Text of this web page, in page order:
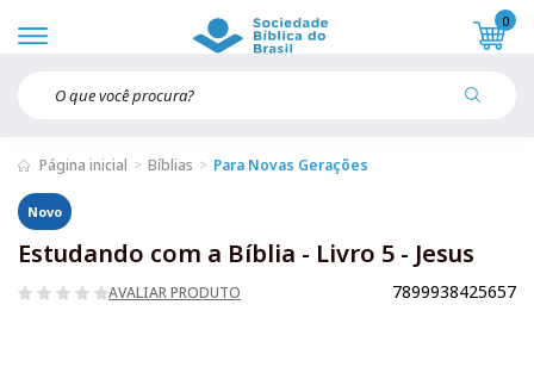
0
Página inicial Bíblias Para Novas Gerações
Novo
Estudando com a Bíblia - Livro 5 - Jesus
AVALIAR PRODUTO 7899938425657